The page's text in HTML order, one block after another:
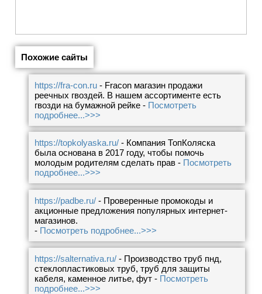
Похожие сайты
https://fra-con.ru - Fracon магазин продажи
реечных гвоздей. В нашем ассортименте есть
гвозди на бумажной рейке - Посмотреть
подробнее...>>>
https://topkolyaska.ru/ - Компания ТопКоляска
была основана в 2017 году, чтобы помочь
молодым родителям сделать прав - Посмотреть
подробнее...>>>
https://padbe.ru/ - Проверенные промокоды и
акционные предложения популярных интернет-
магазинов.
- Посмотреть подробнее...>>>
https://salternativa.ru/ - Производство труб пнд,
стеклопластиковых труб, труб для защиты
кабеля, каменное литье, фут - Посмотреть
подробнее...>>>